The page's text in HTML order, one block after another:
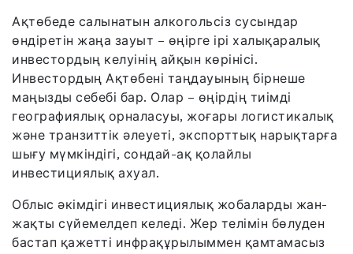
Ақтөбеде салынатын алкогольсіз сусындар
өндіретін жаңа зауыт – өңірге ірі халықаралық
инвестордың келуінің айқын көрінісі.
Инвестордың Ақтөбені таңдауының бірнеше
маңызды себебі бар. Олар – өңірдің тиімді
географиялық орналасуы, жоғары логистикалық
және транзиттік әлеуеті, экспорттық нарықтарға
шығу мүмкіндігі, сондай-ақ қолайлы
инвестициялық ахуал.
Облыс әкімдігі инвестициялық жобаларды жан-
жақты сүйемелдеп келеді. Жер телімін бөлуден
бастап қажетті инфрақұрылыммен қамтамасыз